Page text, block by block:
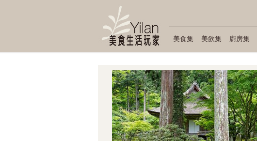
美食集 美飲集 廚房集